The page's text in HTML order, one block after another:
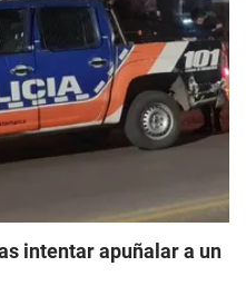
intentar apuñalar a un